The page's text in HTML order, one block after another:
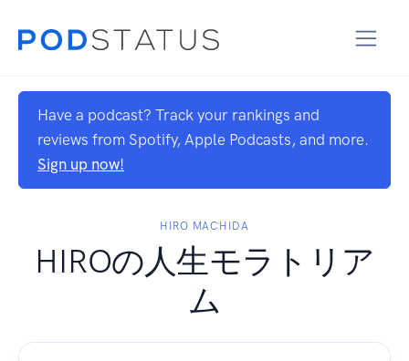
Have a podcast? Track your rankings and
reviews from Spotify, Apple Podcasts, and more.
Sign up now!
HIRO MACHIDA
HIROの人生モラトリア
ム